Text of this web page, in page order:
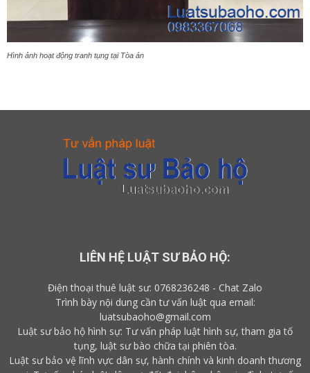
Hình ảnh hoạt động tranh tụng tại Tòa án
LIÊN HỆ LUẬT SƯ BẢO HỘ:
Điện thoại thuê luật sư: 0768236248 - Chat Zalo
Trình bày nội dung cần tư vấn luật qua email:
luatsubaoho@gmail.com
Luật sư bảo hộ hình sự: Tư vấn pháp luật hình sự, tham gia tố
tụng, luật sư bào chữa tại phiên tòa.
Luật sư bảo vệ lĩnh vực dân sự, hành chính và kinh doanh thương